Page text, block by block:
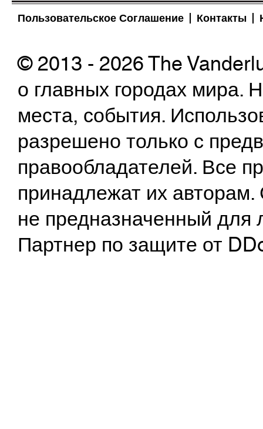
Пользовательское Соглашение Контакты
© 2013 - 2026 The
о главных городах
места, события.
разрешено только с
правообладателей. Все
принадлежат их
не предназначенный
Партнер по защите от